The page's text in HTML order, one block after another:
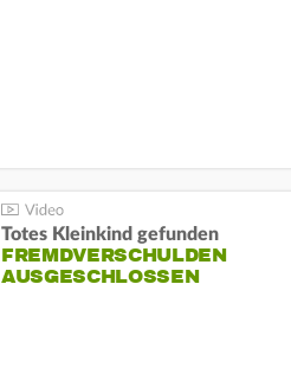
Totes Kleinkind gefunden
FREMDVERSCHULDEN
AUSGESCHLOSSEN